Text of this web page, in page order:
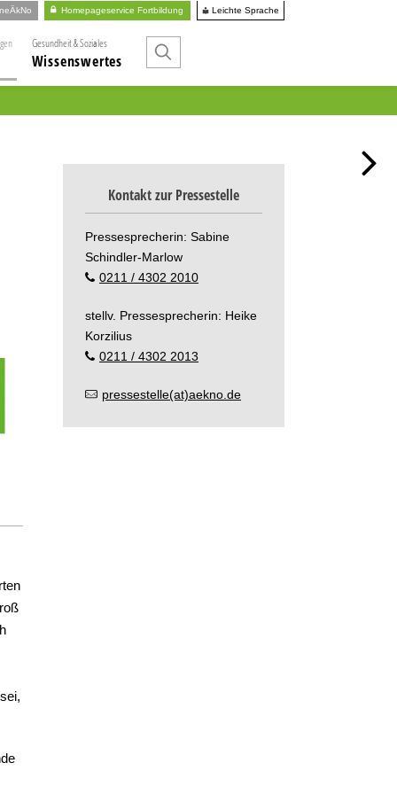
Homepageservice Fortbildung Leichte Sprache
Gesundheit & Soziales
Wissenswertes
Kontakt zur Pressestelle
Pressesprecherin: Sabine
Schindler-Marlow
0211 / 4302 2010
stellv. Pressesprecherin: Heike
Korzilius
0211 / 4302 2013
pressestelle(at)aekno.de